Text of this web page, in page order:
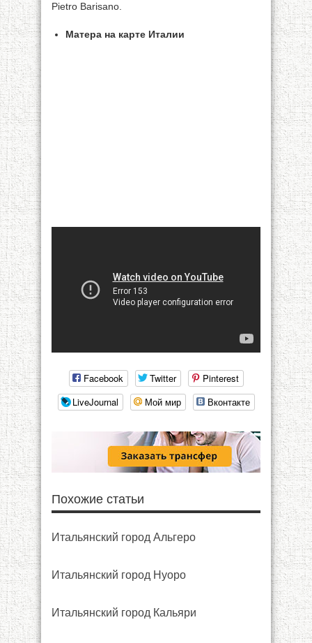
Pietro Barisano.
Матера на карте Италии
Facebook Twitter
Pinterest
LiveJournal
Мой мир Вконтакте
Похожие статьи
Итальянский город Альгеро
Итальянский город Нyopo
Итальянский город Кальяри